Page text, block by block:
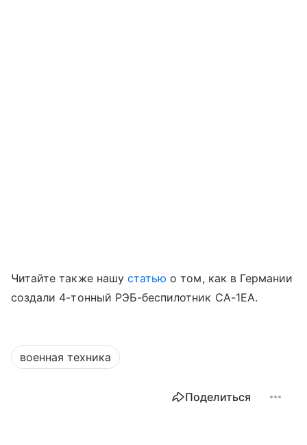
Читайте также нашу статью о том, как в Германии
создали 4-тонный РЭБ-беспилотник CA-1EA.
военная техника
Поделиться